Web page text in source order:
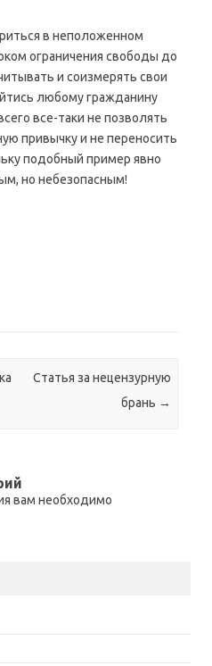
в неположенном
ограничения свободы до
и соизмерять свои
любому гражданину
все-таки не позволять
привычку и не переносить
подобный пример явно
но небезопасным!
Статья за нецензурную
брань →
вам необходимо